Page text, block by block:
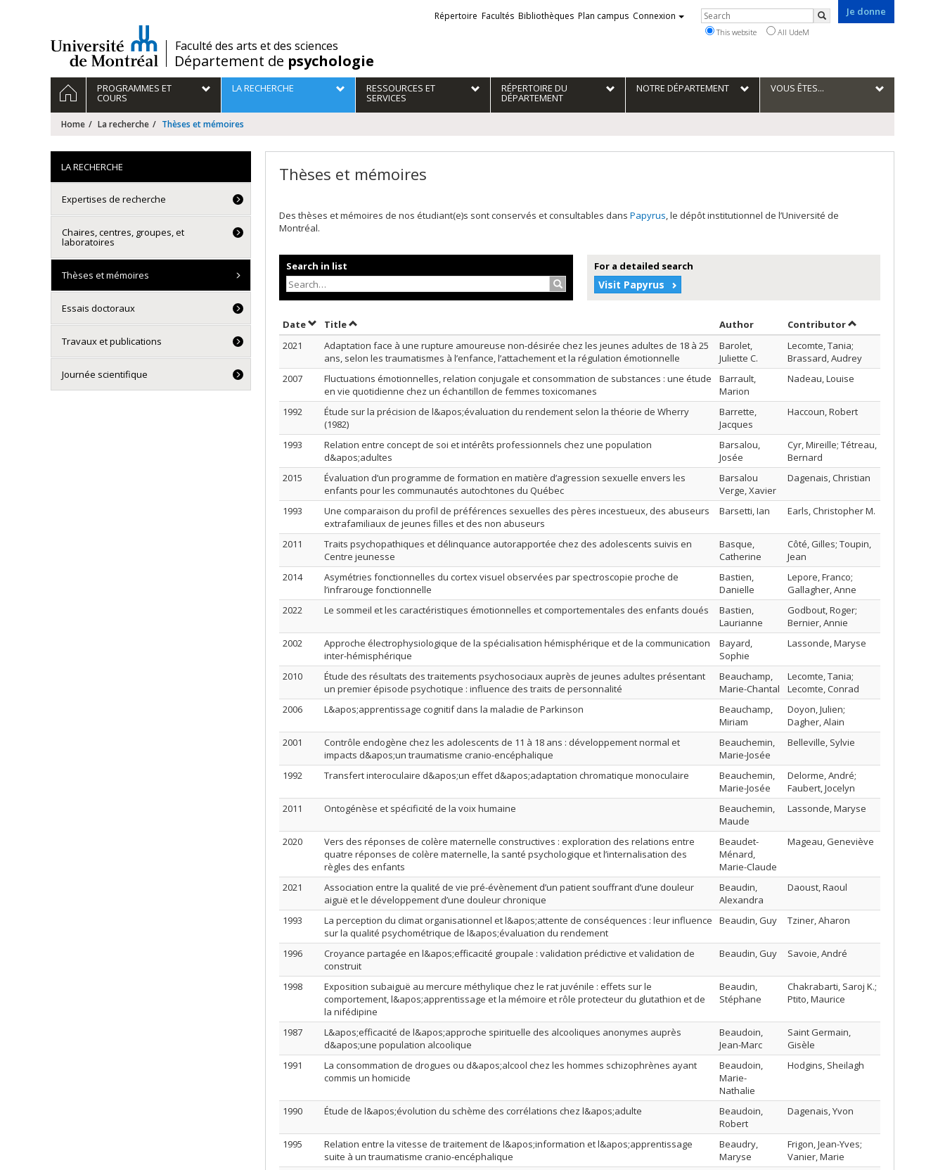
/Faculté des arts et des sciences
Département de psychologie
Je donne
Liens
externes
Répertoire Facultés Bibliothèques Plan campus Connexion Rechercher
Search
This website All UdeM
Navigation
principale
HOMEPROGRAMMES ET
COURS
LA RECHERCHE RESSOURCES ET
SERVICES
RÉPERTOIRE DU
DÉPARTEMENT
NOTRE DÉPARTEMENT VOUS ÊTES...
Home La recherche Thèses et mémoires
Thèses et mémoires
Des thèses et mémoires de nos étudiant(e)s sont conservés et consultables dans Papyrus, le dépôt institutionnel de l’Université de
Montréal.
Search in list
Search…
For a detailed search
Visit Papyrus
DateSort by date in ascending order
TitleSort by title in ascending order Author Sort by author in ascending order
Contributorby contributor in
2021
Adaptation face à une rupture amoureuse non-désirée chez les jeunes adultes de 18 à 25
ans, selon les traumatismes à l’enfance, l’attachement et la régulation émotionnelle
Barolet,
Juliette C.
Lecomte, Tania;
Brassard, Audrey
2007
Fluctuations émotionnelles, relation conjugale et consommation de substances : une étude
en vie quotidienne chez un échantillon de femmes toxicomanes
Barrault,
Marion
Nadeau, Louise
1992
Étude sur la précision de l&apos;évaluation du rendement selon la théorie de Wherry
(1982)
Barrette,
Jacques
Haccoun, Robert
1993
Relation entre concept de soi et intérêts professionnels chez une population
d&apos;adultes
Barsalou,
Josée
Cyr, Mireille; Tétreau,
Bernard
2015
Évaluation d’un programme de formation en matière d’agression sexuelle envers les
enfants pour les communautés autochtones du Québec
Barsalou
Verge, Xavier
Dagenais, Christian
1993
Une comparaison du profil de préférences sexuelles des pères incestueux, des abuseurs
extrafamiliaux de jeunes filles et des non abuseurs
Barsetti, Ian Earls, Christopher M.
2011
Traits psychopathiques et délinquance autorapportée chez des adolescents suivis en
Centre jeunesse
Basque,
Catherine
Côté, Gilles; Toupin,
Jean
2014
Asymétries fonctionnelles du cortex visuel observées par spectroscopie proche de
l’infrarouge fonctionnelle
Bastien,
Danielle
Lepore, Franco;
Gallagher, Anne
2022
Le sommeil et les caractéristiques émotionnelles et comportementales des enfants doués
Bastien,
Laurianne
Godbout, Roger;
Bernier, Annie
2002
Approche électrophysiologique de la spécialisation hémisphérique et de la communication
inter-hémisphérique
Bayard,
Sophie
Lassonde, Maryse
2010
Étude des résultats des traitements psychosociaux auprès de jeunes adultes présentant
un premier épisode psychotique : influence des traits de personnalité
Beauchamp,
Marie-Chantal
Lecomte, Tania;
Lecomte, Conrad
2006
L&apos;apprentissage cognitif dans la maladie de Parkinson
Beauchamp,
Miriam
Doyon, Julien;
Dagher, Alain
2001
Contrôle endogène chez les adolescents de 11 à 18 ans : développement normal et
impacts d&apos;un traumatisme cranio-encéphalique
Beauchemin,
Marie-Josée
Belleville, Sylvie
1992 Transfert interoculaire d&apos;un effet d&apos;adaptation chromatique monoculaire
Beauchemin,
Marie-Josée
Delorme, André;
Faubert, Jocelyn
2011
Ontogénèse et spécificité de la voix humaine
Beauchemin,
Maude
Lassonde, Maryse
2020
Vers des réponses de colère maternelle constructives : exploration des relations entre
quatre réponses de colère maternelle, la santé psychologique et l’internalisation des
règles des enfants
Beaudet-
Ménard,
Marie-Claude
Mageau, Geneviève
2021
Association entre la qualité de vie pré-évènement d’un patient souffrant d’une douleur
aiguë et le développement d’une douleur chronique
Beaudin,
Alexandra
Daoust, Raoul
1993
La perception du climat organisationnel et l&apos;attente de conséquences : leur influence
sur la qualité psychométrique de l&apos;évaluation du rendement
Beaudin, Guy Tziner, Aharon
1996
Croyance partagée en l&apos;efficacité groupale : validation prédictive et validation de
construit
Beaudin, Guy Savoie, André
1998
Exposition subaiguë au mercure méthylique chez le rat juvénile : effets sur le
comportement, l&apos;apprentissage et la mémoire et rôle protecteur du glutathion et de
la nifédipine
Beaudin,
Stéphane
Chakrabarti, Saroj K.;
Ptito, Maurice
1987
L&apos;efficacité de l&apos;approche spirituelle des alcooliques anonymes auprès
d&apos;une population alcoolique
Beaudoin,
Jean-Marc
Saint Germain,
Gisèle
1991
La consommation de drogues ou d&apos;alcool chez les hommes schizophrènes ayant
commis un homicide
Beaudoin,
Marie-
Nathalie
Hodgins, Sheilagh
1990 Étude de l&apos;évolution du schème des corrélations chez l&apos;adulte
Beaudoin,
Robert
Dagenais, Yvon
1995
Relation entre la vitesse de traitement de l&apos;information et l&apos;apprentissage
suite à un traumatisme cranio-encéphalique
Beaudry,
Maryse
Frigon, Jean-Yves;
Vanier, Marie
LA RECHERCHE
Expertises de recherche
Chaires, centres, groupes, et
laboratoires
Thèses et mémoires
Essais doctoraux
Travaux et publications
Journée scientifique